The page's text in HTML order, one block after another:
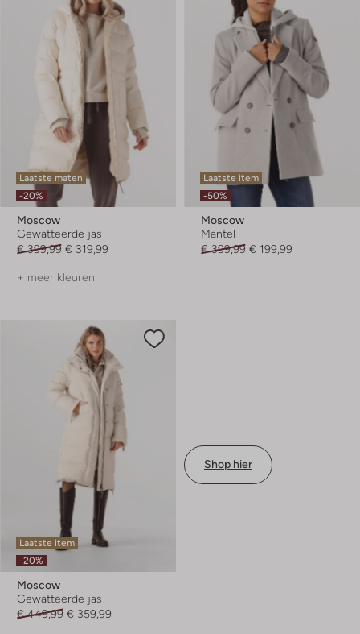
Laatste maten
-20%
Moscow
Gewatteerde jas
€ 399,99 € 319,99
+ meer kleuren
Laatste item
-50%
Moscow
Mantel
€ 399,99 € 199,99
Laatste item
-20%
Moscow
Gewatteerde jas
€ 449,99 € 359,99
Shop hier